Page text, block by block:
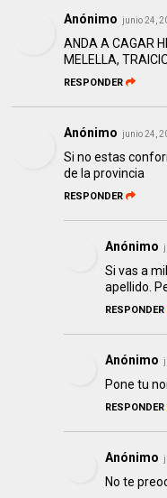
Anónimo junio 24,
ANDA A CAGAR
MELELLA,
RESPONDER
Anónimo junio 24,
Si no estas
de la provincia
RESPONDER
Anónimo
Si vas a
apellido.
RESPONDER
Anónimo
Pone tu
RESPONDER
Anónimo
No te